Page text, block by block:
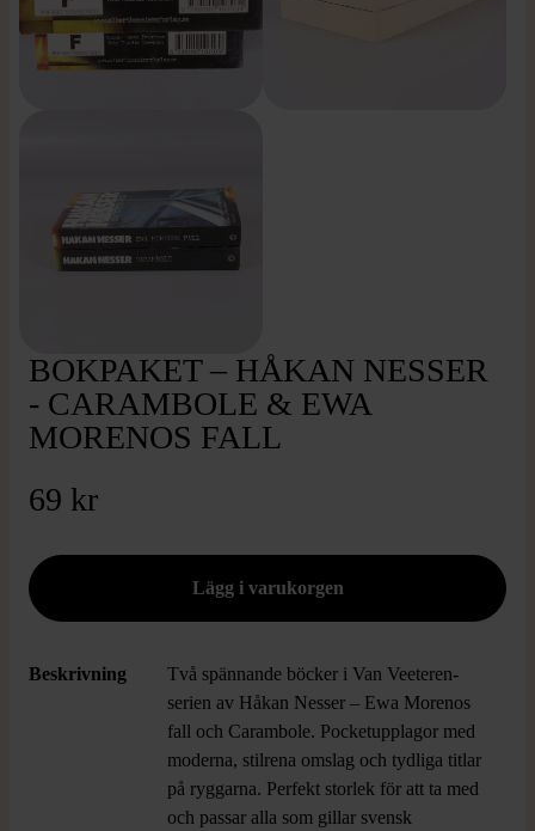
BOKPAKET – HÅKAN NESSER
- CARAMBOLE & EWA
MORENOS FALL
69 kr
Beskrivning
Två spännande böcker i Van Veeteren-
serien av Håkan Nesser – Ewa Morenos
fall och Carambole. Pocketupplagor med
moderna, stilrena omslag och tydliga titlar
på ryggarna. Perfekt storlek för att ta med
och passar alla som gillar svensk